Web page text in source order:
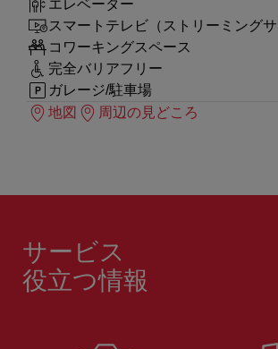
エレベーター
スマートテレビ（ストリーミングサ
コワーキングスペース
完全バリアフリー
ガレージ/駐車場
地図
周辺の見どころ
サービス
役立つ情報